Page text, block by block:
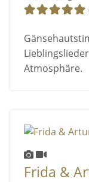
Atmosphäre.
Frida &